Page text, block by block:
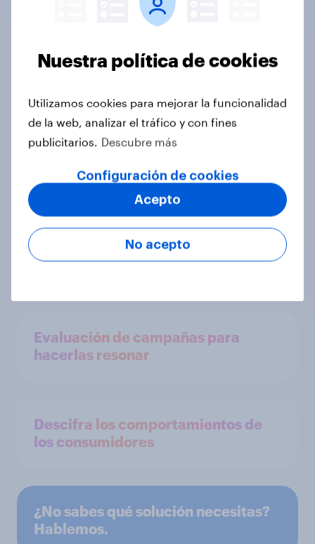
para brindar información minuciosa sobre el
panorama político en constante evolución.
Investigación política precisa
audiencias especializadas
Realiza una investigación de
mercado para tu audiencia
Evaluación de campañas para
hacerlas resonar
Descifra los comportamientos de
los consumidores
¿No sabes qué solución necesitas?
Hablemos.
Nuestra política de cookies
Utilizamos cookies para mejorar la funcionalidad
de la web, analizar el tráfico y con fines
publicitarios. Descubre más
Configuración de cookies
No acepto
Acepto